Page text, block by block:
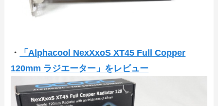
・
「Alphacool NexXxoS XT45 Full Copper
120mm ラジエーター」をレビュー